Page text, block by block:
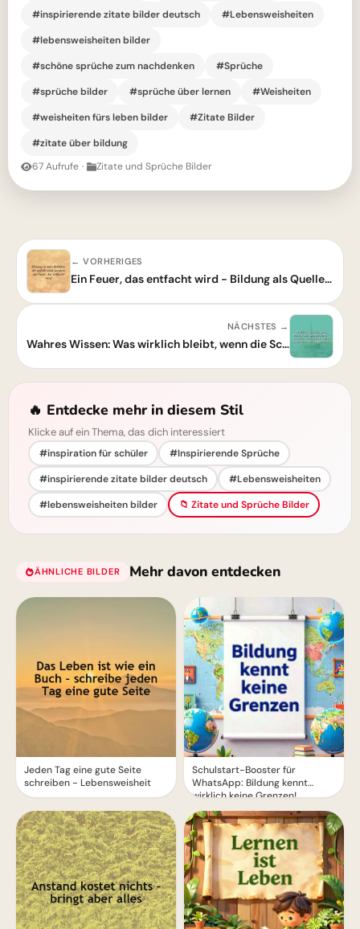
#inspirierende zitate bilder deutsch
#Lebensweisheiten
#lebensweisheiten bilder
#schöne sprüche zum nachdenken
#Sprüche
#sprüche bilder
#sprüche über lernen
#Weisheiten
#weisheiten fürs leben bilder
#Zitate Bilder
#zitate über bildung
67 Aufrufe · Zitate und Sprüche Bilder
← VORHERIGES
Ein Feuer, das entfacht wird - Bildung als Quelle der Inspiration
NÄCHSTES →
Wahres Wissen: Was wirklich bleibt, wenn die Schulzeit vorüber ist
🔥 Entdecke mehr in diesem Stil
Klicke auf ein Thema, das dich interessiert
#inspiration für schüler
#Inspirierende Sprüche
#inspirierende zitate bilder deutsch
#Lebensweisheiten
#lebensweisheiten bilder
📁 Zitate und Sprüche Bilder
ÄHNLICHE BILDER Mehr davon entdecken
Jeden Tag eine gute Seite
schreiben - Lebensweisheit
Schulstart-Booster für
WhatsApp: Bildung kennt
wirklich keine Grenzen!